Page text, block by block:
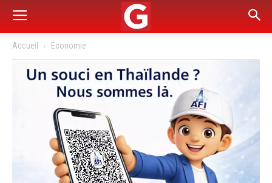
Accueil Économie